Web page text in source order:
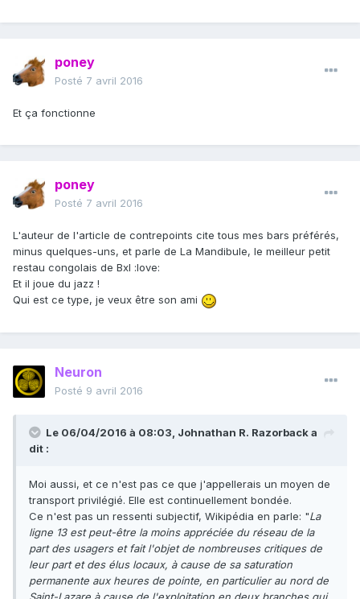
poney
Posté 7 avril 2016
Et ça fonctionne
poney
Posté 7 avril 2016
L'auteur de l'article de contrepoints cite tous mes bars préférés,
minus quelques-uns, et parle de La Mandibule, le meilleur petit
restau congolais de Bxl :love:
Et il joue du jazz !
Qui est ce type, je veux être son ami
Neuron
Posté 9 avril 2016
Le 06/04/2016 à 08:03, Johnathan R. Razorback a
dit :
Moi aussi, et ce n'est pas ce que j'appellerais un moyen de
transport privilégié. Elle est continuellement bondée.
Ce n'est pas un ressenti subjectif, Wikipédia en parle: "La
ligne 13 est peut-être la moins appréciée du réseau de la
part des usagers et fait l'objet de nombreuses critiques de
leur part et des élus locaux, à cause de sa saturation
permanente aux heures de pointe, en particulier au nord de